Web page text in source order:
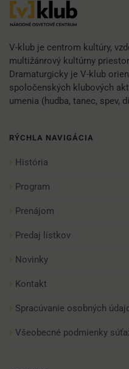
V-klub je centrom kultúry,
multižánrový kultúrny
Dramaturgicky je V-klub
spoločenských klubových
umenia (hudba, tanec, spev,
RÝCHLA NAVIGÁCIA
História
Program
Prenájom
Predaj lístkov
Novinky
Kontakt
Spracúvanie osobných
Všeobecné podmienky